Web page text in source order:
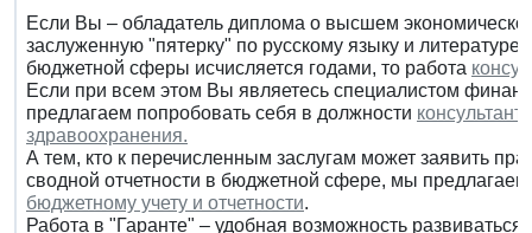
Если Вы – обладатель диплома о высшем
заслуженную "пятерку" по русскому языку и
бюджетной сферы исчисляется годами, то работа
Если при всем этом Вы являетесь специалистом
предлагаем попробовать себя в должности
здравоохранения.
А тем, кто к перечисленным заслугам может заявить
сводной отчетности в бюджетной сфере, мы
бюджетному учету и отчетности.
Работа в "Гаранте" – удобная возможность